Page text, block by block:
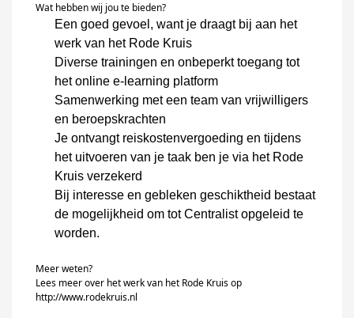
Wat hebben wij jou te bieden?
Een goed gevoel, want je draagt bij aan het
werk van het Rode Kruis
Diverse trainingen en onbeperkt toegang tot
het online e- learning platform
Samenwerking met een team van vrijwilligers
en beroepskrachten
Je ontvangt reiskostenvergoeding en tijdens
het uitvoeren van je taak ben je via het Rode
Kruis verzekerd
Bij interesse en gebleken geschiktheid bestaat
de mogelijkheid om tot Centralist opgeleid te
worden.
Meer weten?
Lees meer over het werk van het Rode Kruis op
http://www.rodekruis.nl